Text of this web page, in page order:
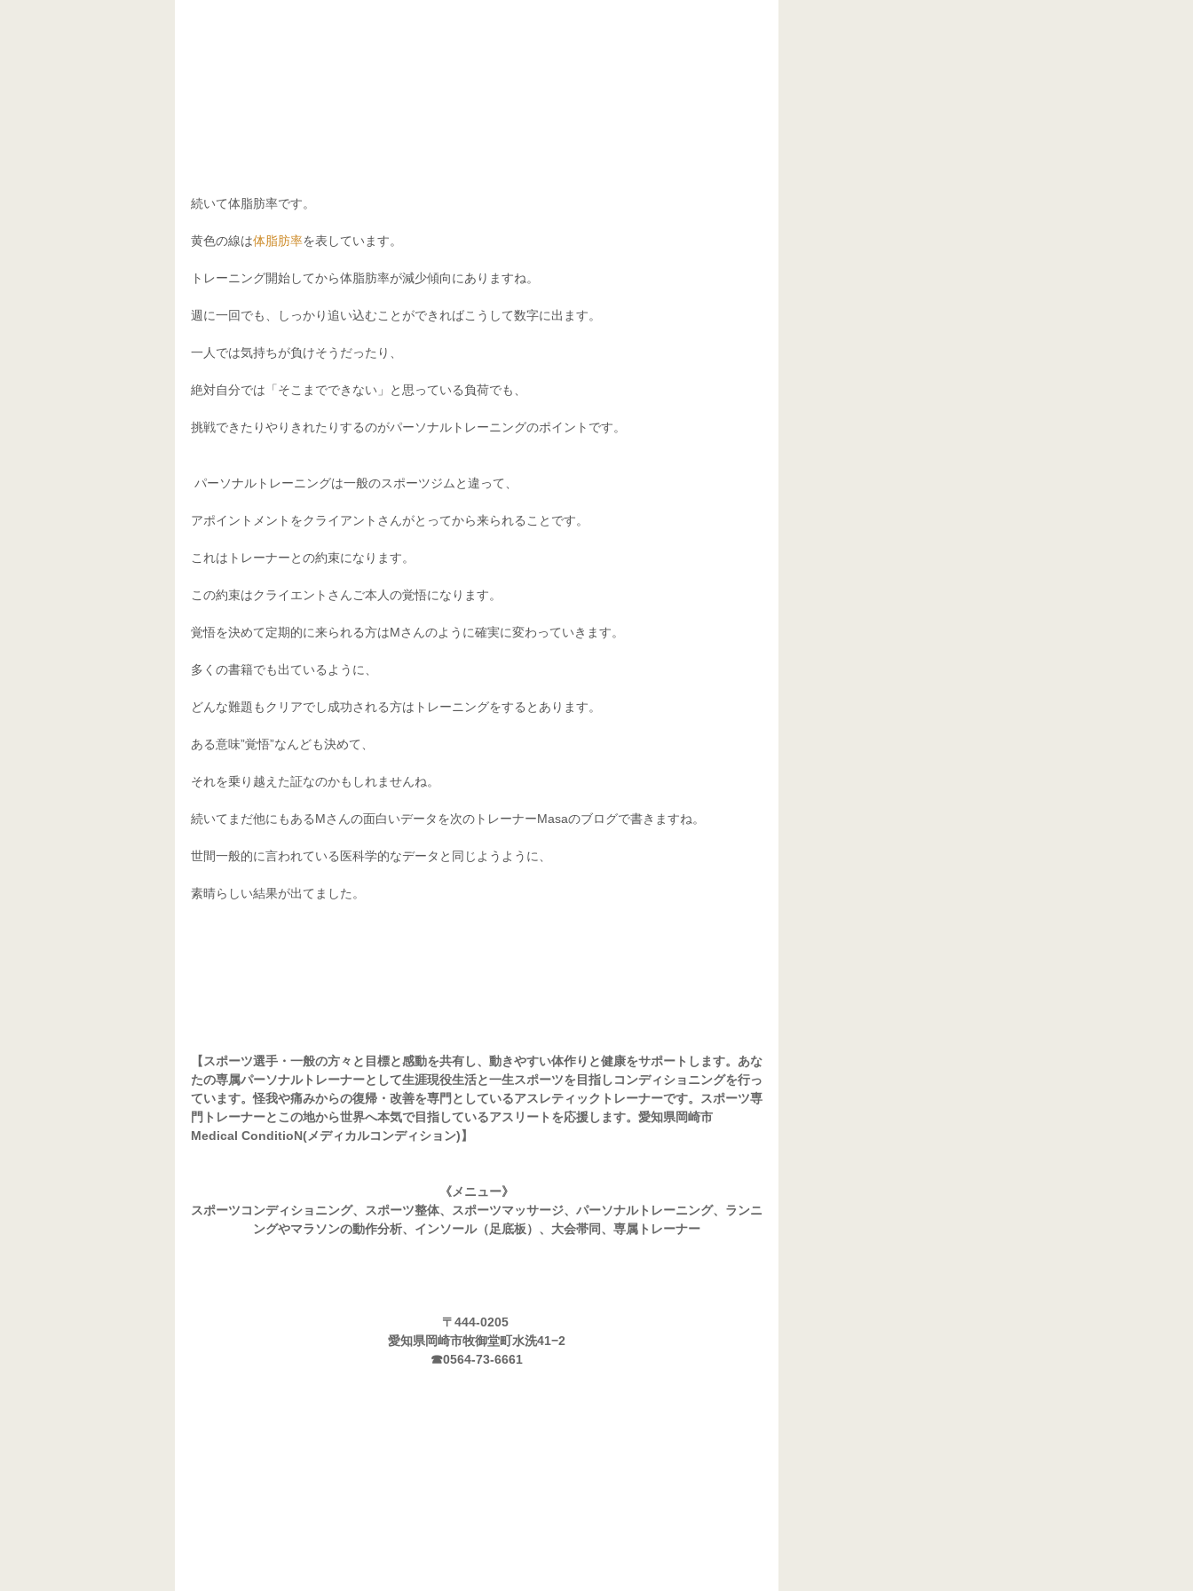
続いて体脂肪率です。
黄色の線は体脂肪率を表しています。
トレーニング開始してから体脂肪率が減少傾向にありますね。
週に一回でも、しっかり追い込むことができればこうして数字に出ます。
一人では気持ちが負けそうだったり、
絶対自分では「そこまでできない」と思っている負荷でも、
挑戦できたりやりきれたりするのがパーソナルトレーニングのポイントです。
パーソナルトレーニングは一般のスポーツジムと違って、
アポイントメントをクライアントさんがとってから来られることです。
これはトレーナーとの約束になります。
この約束はクライエントさんご本人の覚悟になります。
覚悟を決めて定期的に来られる方はMさんのように確実に変わっていきます。
多くの書籍でも出ているように、
どんな難題もクリアでし成功される方はトレーニングをするとあります。
ある意味”覚悟”なんども決めて、
それを乗り越えた証なのかもしれませんね。
続いてまだ他にもあるMさんの面白いデータを次のトレーナーMasaのブログで書きますね。
世間一般的に言われている医科学的なデータと同じようように、
素晴らしい結果が出てました。
【スポーツ選手・一般の方々と目標と感動を共有し、動きやすい体作りと健康をサポートします。あな
たの専属パーソナルトレーナーとして生涯現役生活と一生スポーツを目指しコンディショニングを行っ
ています。怪我や痛みからの復帰・改善を専門としているアスレティックトレーナーです。スポーツ専
門トレーナーとこの地から世界へ本気で目指しているアスリートを応援します。愛知県岡崎市
Medical ConditioN(メディカルコンディション)】
《メニュー》
スポーツコンディショニング、スポーツ整体、スポーツマッサージ、パーソナルトレーニング、ランニ
ングやマラソンの動作分析、インソール（足底板）、大会帯同、専属トレーナー
〒444-0205
愛知県岡崎市牧御堂町水洗41−2
☎0564-73-6661